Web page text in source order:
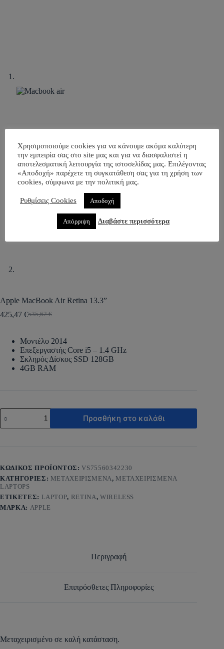
Apple MacBook Air Retina 13.3”
535,62€
425,47 €
Μοντέλο 2014
Επεξεργαστής Core i5 – 1.4 GHz
Σκληρός Δίσκος SSD 128GB
4GB RAM
Προσθήκη στο καλάθι
ΚΩΔΙΚΌΣ ΠΡΟΪΌΝΤΟΣ:VS75560342230
ΚΑΤΗΓΟΡΊΕΣ: ΜΕΤΑΧΕΙΡΙΣΜΕΝΑ, ΜΕΤΑΧΕΙΡΙΣΜΕΝΑ
LAPTOPS
ΕΤΙΚΈΤΕΣ: LAPTOP, RETINA, WIRELESS
ΜΆΡΚΑ: APPLE
Περιγραφή
Επιπρόσθετες Πληροφορίες
Μεταχειρισμένο σε καλή κατάσταση.
Χρησιμοποιούμε cookies για να κάνουμε ακόμα καλύτερη
την εμπειρία σας στο site μας και για να διασφαλιστεί η
αποτελεσματική λειτουργία της ιστοσελίδας μας. Επιλέγοντας
«Αποδοχή» παρέχετε τη συγκατάθεση σας για τη χρήση των
cookies, σύμφωνα με την πολιτική μας.
Ρυθμίσεις Cookies Αποδοχή
Απόρριψη Διαβάστε περισσότερα